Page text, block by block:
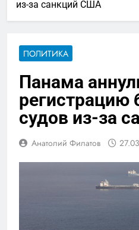
из-за санкций США
ПОЛИТИКА
Панама
регистрацию
судов из-за
Анатолий Филатов